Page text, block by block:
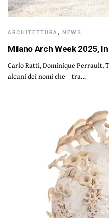
ARCHITETTURA ,NEWS
Milano Arch Week 2025,
Carlo Ratti, Dominique Perrault,
alcuni dei nomi che – tra…